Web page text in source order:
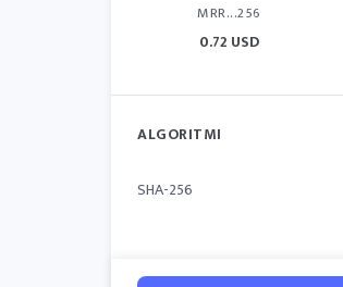
MRR...256
0.72 USD
ALGORITMI
SHA-256